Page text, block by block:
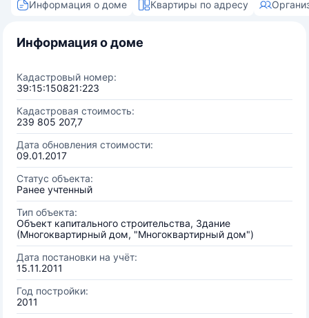
Информация о доме Квартиры по адресу
Информация о доме
Кадастровый номер:
39:15:150821:223
Кадастровая стоимость:
239 805 207,7
Дата обновления стоимости:
09.01.2017
Статус объекта:
Ранее учтенный
Тип объекта:
Объект капитального строительства, Здание
(Многоквартирный дом, "Многоквартирный дом")
Дата постановки на учёт:
15.11.2011
Год постройки:
2011